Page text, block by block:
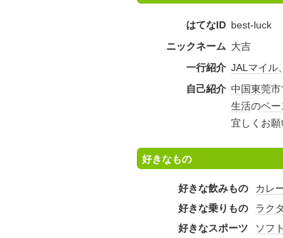
はてなID best-luck
ニックネーム 大吉
一行紹介 JALマイル、
自己紹介 中国東莞市
生活のベー
宜しくお願
好きなもの
好きな飲みもの
カレ
好きな乗りもの
ラク
好きなスポーツ
ソフ